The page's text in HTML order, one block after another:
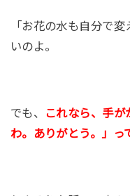
「お花の水も自分で
いのよ。
でも、
これなら、手が
わ。ありがとう。」っ